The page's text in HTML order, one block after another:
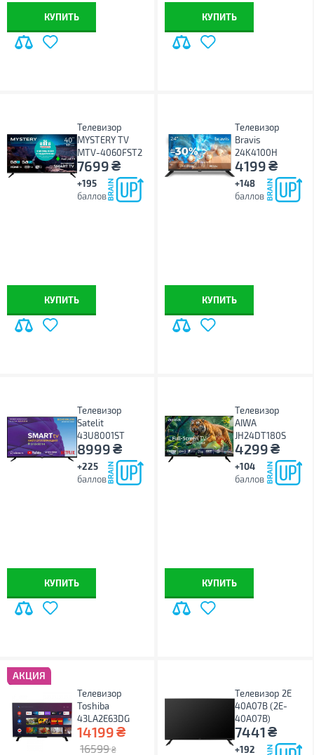
КУПИТЬ КУПИТЬ
Телевизор
MYSTERY TV
MTV-4060FST2
7699₴
+195
баллов
КУПИТЬ
Телевизор
Bravis
24K4100H
4199₴
+148
баллов
КУПИТЬ
Телевизор
Satelit
43U8001ST
8999₴
+225
баллов
КУПИТЬ
Телевизор
AIWA
JH24DT180S
4299₴
+104
баллов
КУПИТЬ
АКЦИЯ
Телевизор
Toshiba
43LA2E63DG
14199₴
16599 ₴
Телевизор 2E
40A07B (2E-
40A07B)
7441₴
+192